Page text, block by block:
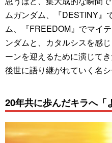
ムガンダム、『DESTINY』
ム、『FREEDOM』でマイ
ンダムと、カタルシスを感
ーンを迎えるために演じて
後世に語り継がれていく名シ
20年共に歩んだキラへ「